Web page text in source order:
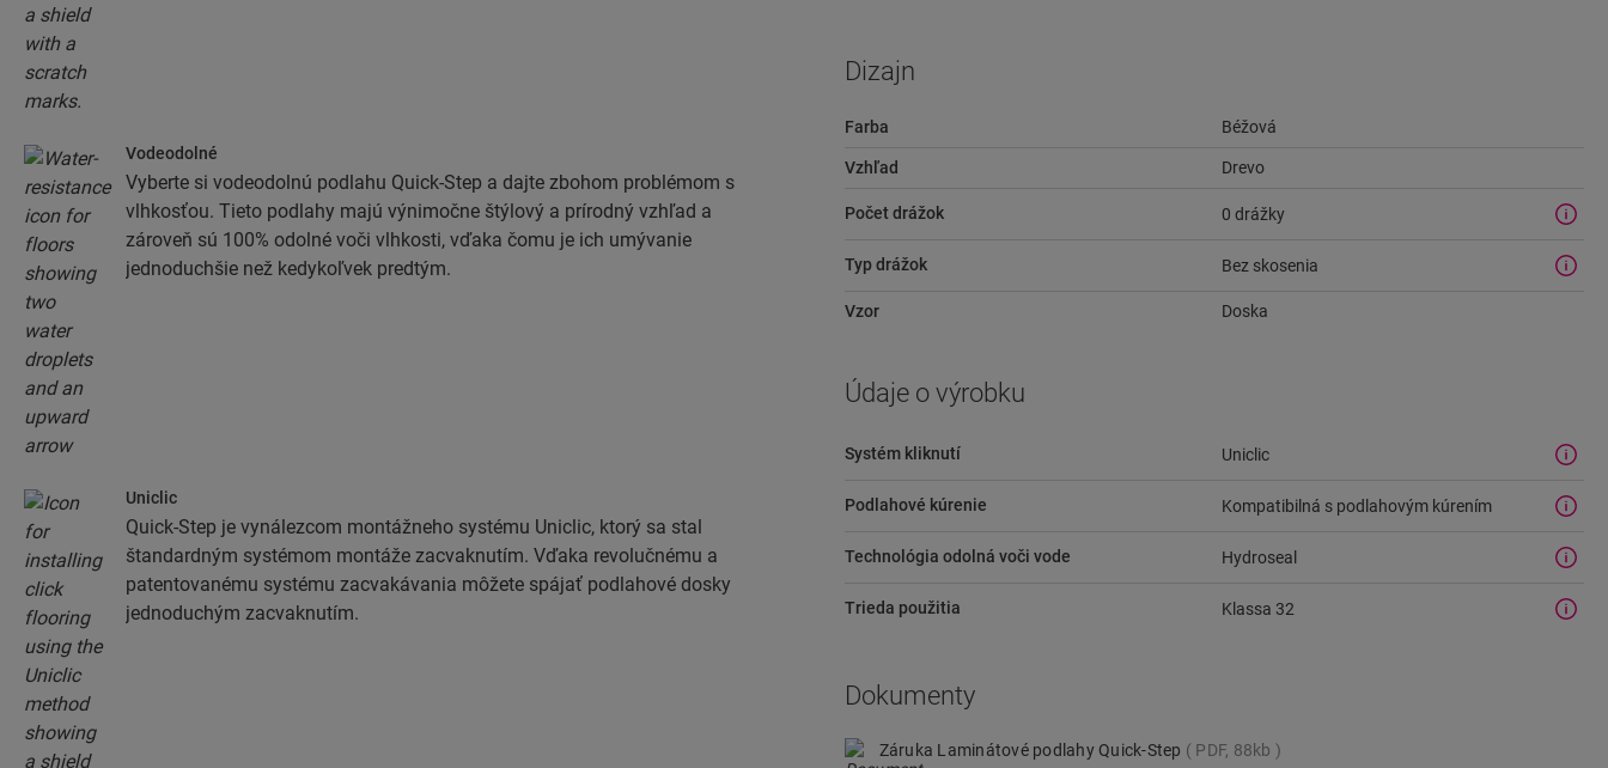
Vodeodolné
Vyberte si vodeodolnú podlahu Quick-Step a dajte zbohom problémom s
vlhkosťou. Tieto podlahy majú výnimočne štýlový a prírodný vzhľad a
zároveň sú 100% odolné voči vlhkosti, vďaka čomu je ich umývanie
jednoduchšie než kedykoľvek predtým.
Uniclic
Quick-Step je vynálezcom montážneho systému Uniclic, ktorý sa stal
štandardným systémom montáže zacvaknutím. Vďaka revolučnému a
patentovanému systému zacvakávania môžete spájať podlahové dosky
jednoduchým zacvaknutím.
Dizajn
Farba Béžová
Vzhľad Drevo
Počet drážok 0 drážky
Typ drážok Bez skosenia
Vzor Doska
Údaje o výrobku
Systém kliknutí Uniclic
Podlahové kúrenie Kompatibilná s podlahovým kúrením
Technológia odolná voči vode Hydroseal
Trieda použitia Klassa 32
Dokumenty
Záruka Laminátové podlahy Quick-Step PDF, 88kb